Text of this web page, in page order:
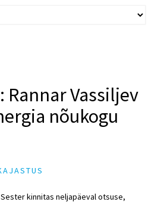
Rannar Vassiljev
nõukogu
kinnitas neljapäeval otsuse,